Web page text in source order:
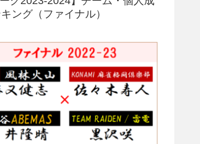
ング（ファイナル）